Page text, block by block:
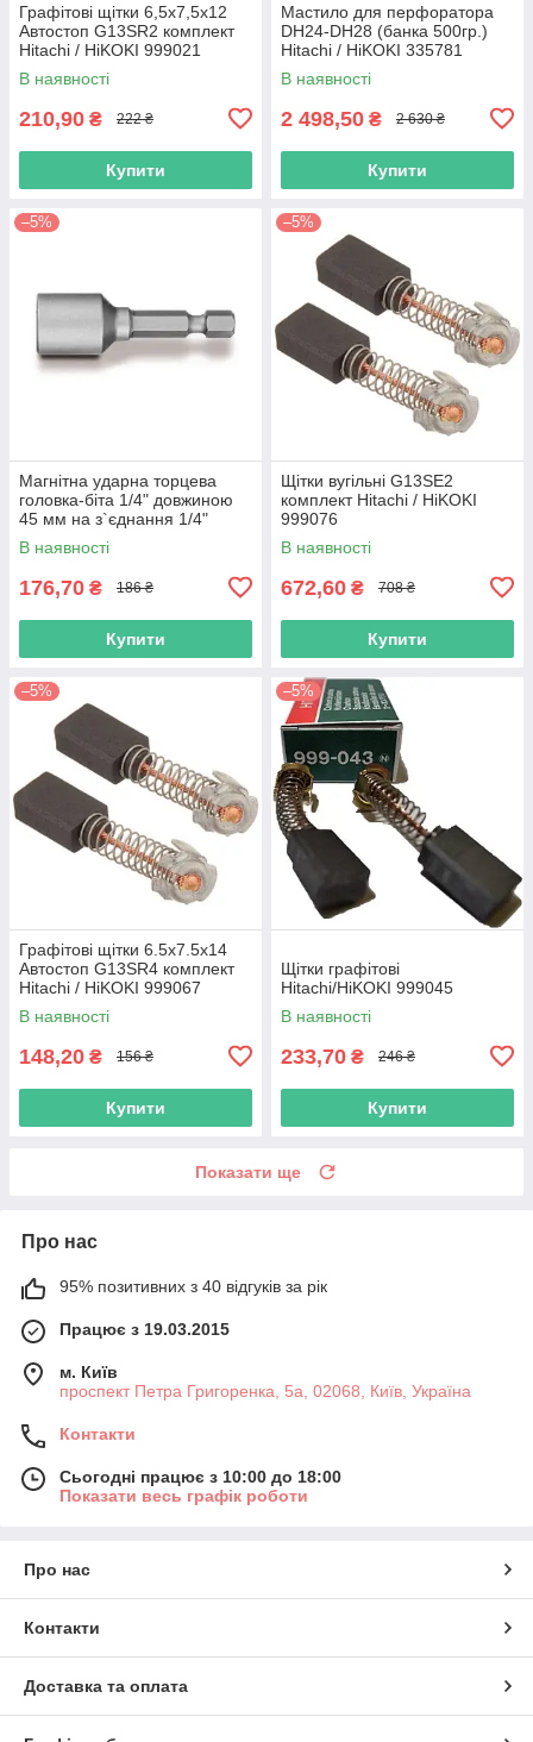
Графітові щітки 6,5х7,5х12
Автостоп G13SR2 комплект
Hitachi / HiKOKI 999021
В наявності
210,90 ₴ 222 ₴
Купити
Мастило для перфоратора
DH24-DH28 (банка 500гр.)
Hitachi / HiKOKI 335781
В наявності
2 498,50 ₴ 2 630 ₴
Купити
–5%
Магнітна ударна торцева
головка-біта 1/4" довжиною
45 мм на з`єднання 1/4"
Hikoki (Hitachi) 752362
В наявності
176,70 ₴ 186 ₴
Купити
–5%
Щітки вугільні G13SE2
комплект Hitachi / HiKOKI
999076
В наявності
672,60 ₴ 708 ₴
Купити
–5%
Графітові щітки 6.5х7.5х14
Автостоп G13SR4 комплект
Hitachi / HiKOKI 999067
В наявності
148,20 ₴ 156 ₴
Купити
–5%
Щітки графітові
Hitachi/HiKOKI 999045
В наявності
233,70 ₴ 246 ₴
Купити
Показати ще
Про нас
95% позитивних з 40 відгуків за рік
Працює з 19.03.2015
м. Київ
проспект Петра Григоренка, 5а, 02068, Київ, Україна
Контакти
Сьогодні працює з 10:00 до 18:00
Показати весь графік роботи
Про нас
Контакти
Доставка та оплата